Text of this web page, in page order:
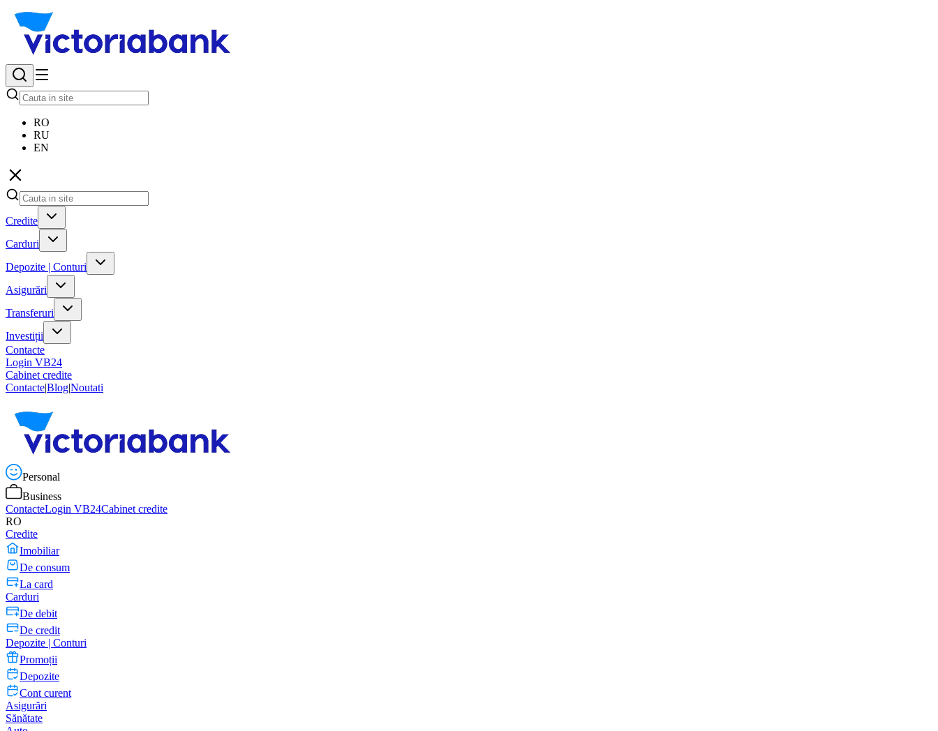
RO
RU
EN
Credite
Carduri
Depozite | Conturi
Asigurări
Transferuri
Investiții
Contacte
Login VB24
Cabinet credite
Contacte|Blog|Noutati
Personal
Business
ContacteLogin VB24Cabinet credite
RO
Credite
Imobiliar
De consum
La card
Carduri
De debit
De credit
Depozite | Conturi
Promoții
Depozite
Cont curent
Asigurări
Sănătate